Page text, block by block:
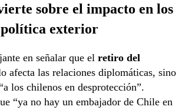
sobre el impacto en los
exterior
en señalar que el retiro del
afecta las relaciones diplomáticas, sino
los chilenos en desprotección”.
“ya no hay un embajador de Chile en